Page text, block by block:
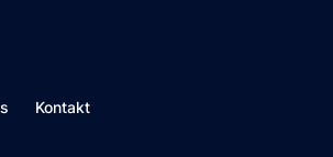
Kontakt